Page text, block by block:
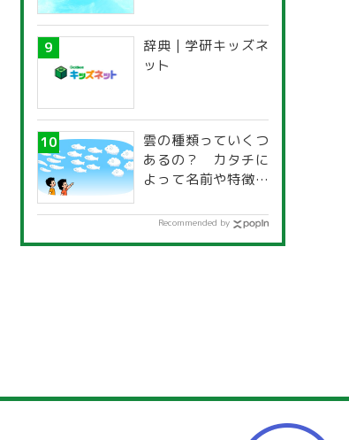
道府県別「夏季休暇
一覧」
辞典 | 学研キッズネ
ット
雲の種類っていくつ
あるの？ カタチに
よって名前や特徴が
Recommended by